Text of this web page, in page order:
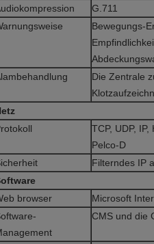
G.711
Bewegungs-
Die Zentrale
TCP, UDP,
Pelco-D
Filterndes IP
browser
Microsoft
CMS und die